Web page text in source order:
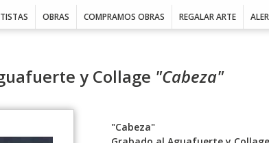
OBRAS COMPRAMOS OBRAS REGALAR ARTE
y Collage "Cabeza"
"Cabeza"